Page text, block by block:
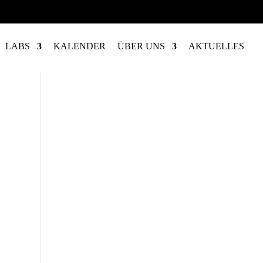
LABS KALENDER ÜBER UNS AKTUELLES